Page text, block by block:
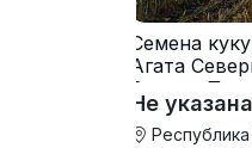
Семена
Агата
Вилора
Дарина
Катерина
Не указана